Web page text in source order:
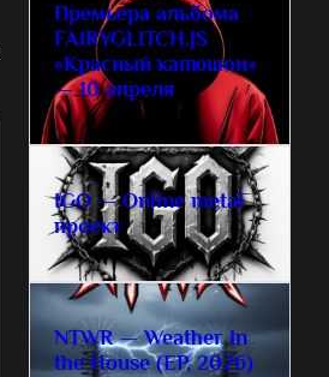
Премьера альбома
FAIRYGLITCH.JS
«Красный капюшон»
— 10 апреля
IGO — Online metal
проект
NTWR — Weather In
the House (EP, 2026)